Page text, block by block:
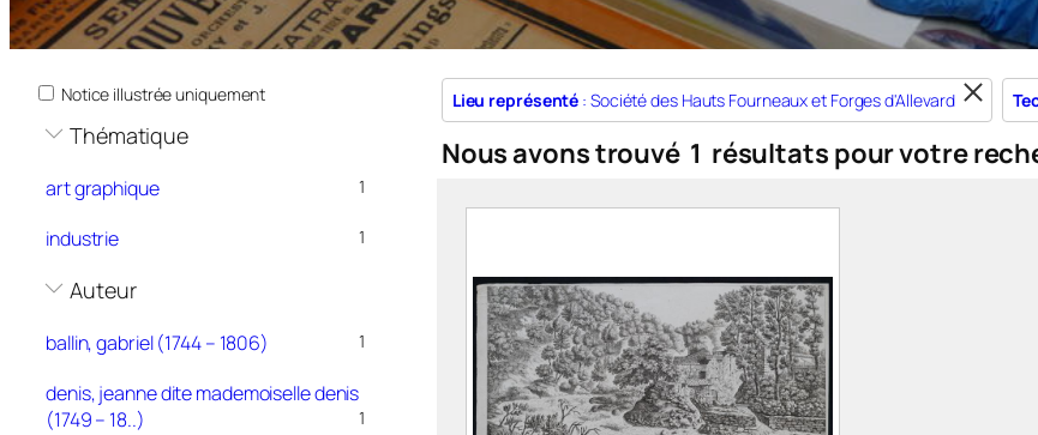
Notice illustrée uniquement
Thématique
art graphique 1
industrie 1
Auteur
ballin, gabriel (1744 – 1806) 1
denis, jeanne dite mademoiselle denis
(1749 – 18..)
1
Lieu représenté : Société des Hauts Fourneaux et Forges d'Allevard
Nous avons trouvé 1 résultats pour votre